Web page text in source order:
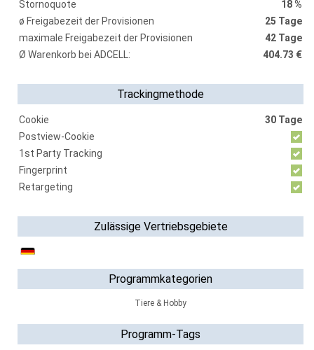
Stornoquote
18 %
ø Freigabezeit der Provisionen
25 Tage
maximale Freigabezeit der Provisionen
42 Tage
Ø Warenkorb bei ADCELL:
404.73 €
Trackingmethode
Cookie
30 Tage
Postview-Cookie
1st Party Tracking
Fingerprint
Retargeting
Zulässige Vertriebsgebiete
Programmkategorien
Tiere & Hobby
Programm-Tags